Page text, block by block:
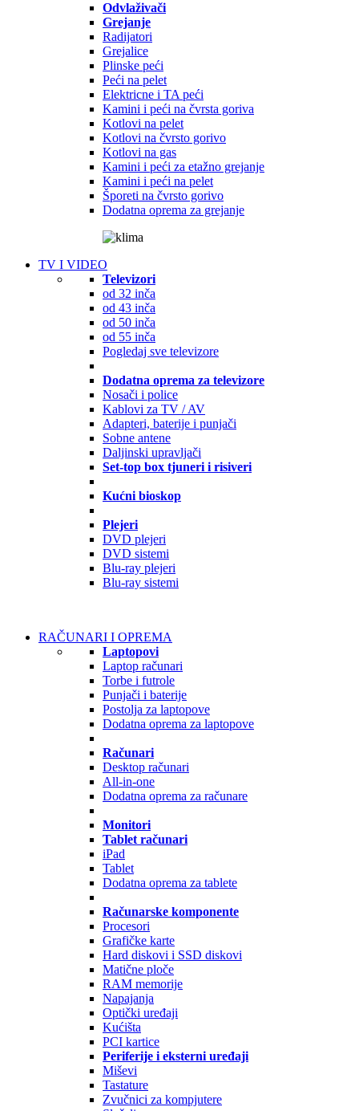
Odvlaživači
Grejanje
Radijatori
Grejalice
Plinske peći
Peći na pelet
Elektricne i TA peći
Kamini i peći na čvrsta goriva
Kotlovi na pelet
Kotlovi na čvrsto gorivo
Kotlovi na gas
Kamini i peći za etažno grejanje
Kamini i peći na pelet
Šporeti na čvrsto gorivo
Dodatna oprema za grejanje
TV I VIDEO
Televizori
od 32 inča
od 43 inča
od 50 inča
od 55 inča
Pogledaj sve televizore
Dodatna oprema za televizore
Nosači i police
Kablovi za TV / AV
Adapteri, baterije i punjači
Sobne antene
Daljinski upravljači
Set-top box tjuneri i risiveri
Kućni bioskop
Plejeri
DVD plejeri
DVD sistemi
Blu-ray plejeri
Blu-ray sistemi
RAČUNARI I OPREMA
Laptopovi
Laptop računari
Torbe i futrole
Punjači i baterije
Postolja za laptopove
Dodatna oprema za laptopove
Računari
Desktop računari
All-in-one
Dodatna oprema za računare
Monitori
Tablet računari
iPad
Tablet
Dodatna oprema za tablete
Računarske komponente
Procesori
Grafičke karte
Hard diskovi i SSD diskovi
Matične ploče
RAM memorije
Napajanja
Optički uređaji
Kućišta
PCI kartice
Periferije i eksterni uređaji
Miševi
Tastature
Zvučnici za kompjutere